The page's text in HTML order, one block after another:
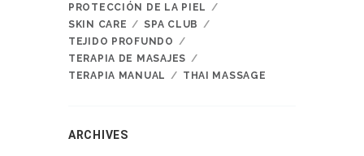
PROTECCIÓN DE LA PIEL
SKIN CARE
SPA CLUB
TEJIDO PROFUNDO
TERAPIA DE MASAJES
TERAPIA MANUAL
THAI MASSAGE
ARCHIVES